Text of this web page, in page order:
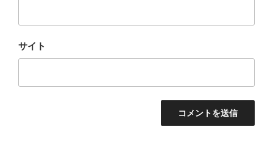
サイト